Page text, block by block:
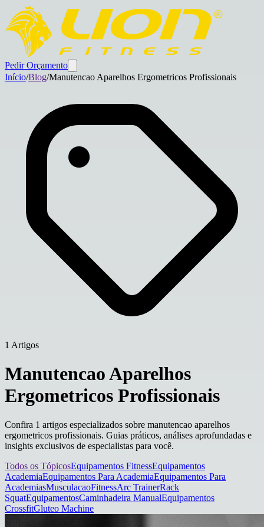
Pedir Orçamento
Início/Blog/Manutencao Aparelhos Ergometricos Profissionais
1 Artigos
Manutencao Aparelhos
Ergometricos Profissionais
Confira 1 artigos especializados sobre manutencao aparelhos
ergometricos profissionais. Guias práticos, análises aprofundadas e
insights exclusivos de especialistas para você.
Todos os TópicosEquipamentos FitnessEquipamentos
AcademiaEquipamentos Para AcademiaEquipamentos Para
AcademiasMusculacaoFitnessArc TrainerRack
SquatEquipamentosCaminhadeira ManualEquipamentos
CrossfitGluteo Machine